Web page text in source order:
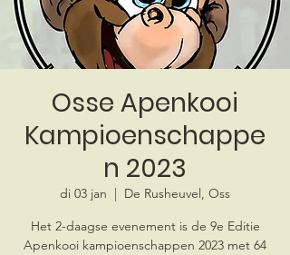
Osse Apenkooi
Kampioenschappe
n 2023
di 03 jan
  |
De Rusheuvel, Oss
Het 2-daagse evenement is de 9e Editie
Apenkooi kampioenschappen 2023 met 64